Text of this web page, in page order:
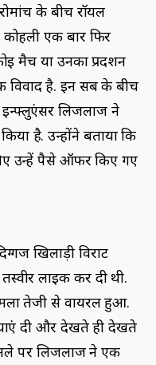
के बीच रॉयल
एक बार फिर
मैच या उनका प्रदर्शन
विवाद है. इन सब के बीच
इन्फ्लुएंसर लिजलाज ने
है. उन्होंने बताया कि
उन्हें पैसे ऑफर किए गए
खिलाड़ी विराट
लाइक कर दी थी.
तेजी से वायरल हुआ.
दी और देखते ही देखते
पर लिजलाज ने एक